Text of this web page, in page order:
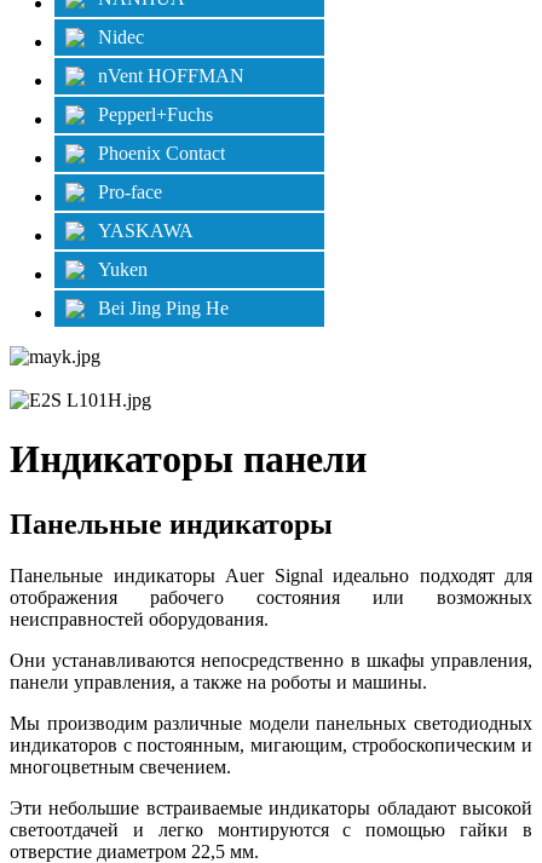
Nidec
nVent HOFFMAN
Pepperl+Fuchs
Phoenix Contact
Pro-face
YASKAWA
Yuken
Bei Jing Ping He
Индикаторы панели
Панельные индикаторы
Панельные индикаторы Auer Signal идеально подходят для
отображения рабочего состояния или возможных
неисправностей оборудования.
Они устанавливаются непосредственно в шкафы управления,
панели управления, а также на роботы и машины.
Мы производим различные модели панельных светодиодных
индикаторов с постоянным, мигающим, стробоскопическим и
многоцветным свечением.
Эти небольшие встраиваемые индикаторы обладают высокой
светоотдачей и легко монтируются с помощью гайки в
отверстие диаметром 22,5 мм.